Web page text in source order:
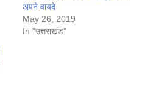
अपने वायदे
May 26, 2019
In "उत्तराखंड"